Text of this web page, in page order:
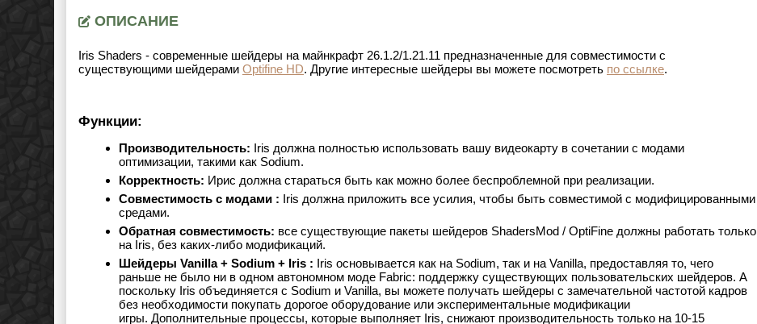
ОПИСАНИЕ
Iris Shaders - современные шейдеры на майнкрафт 26.1.2/1.21.11 предназначенные для совместимости с
существующими шейдерами Optifine HD. Другие интересные шейдеры вы можете посмотреть по ссылке.
Функции:
Производительность: Iris должна полностью использовать вашу видеокарту в сочетании с модами
оптимизации, такими как Sodium.
Корректность: Ирис должна стараться быть как можно более беспроблемной при реализации.
Совместимость с модами : Iris должна приложить все усилия, чтобы быть совместимой с модифицированными
средами.
Обратная совместимость: все существующие пакеты шейдеров ShadersMod / OptiFine должны работать только
на Iris, без каких-либо модификаций.
Шейдеры Vanilla + Sodium + Iris : Iris основывается как на Sodium, так и на Vanilla, предоставляя то, чего
раньше не было ни в одном автономном моде Fabric: поддержку существующих пользовательских шейдеров. А
поскольку Iris объединяется с Sodium и Vanilla, вы можете получать шейдеры с замечательной частотой кадров
без необходимости покупать дорогое оборудование или экспериментальные модификации
игры. Дополнительные процессы, которые выполняет Iris, снижают производительность только на 10-15